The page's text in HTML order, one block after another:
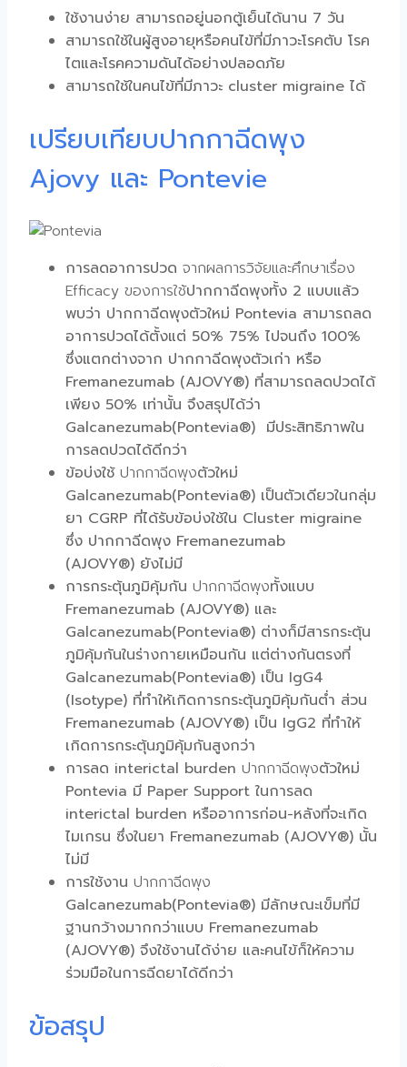
ใช้งานง่าย สามารถอยู่นอกตู้เย็นได้นาน 7 วัน
สามารถใช้ในผู้สูงอายุหรือคนไข้ที่มีภาวะโรคตับ โรค
ไตและโรคความดันได้อย่างปลอดภัย
สามารถใช้ในคนไข้ที่มีภาวะ cluster migraine ได้
เปรียบเทียบปากกาฉีดพุง
Ajovy และ Pontevie
การลดอาการปวด จากผลการวิจัยและศึกษาเรื่อง
Efficacy ของการใช้ปากกาฉีดพุงทั้ง 2 แบบแล้ว
พบว่า ปากกาฉีดพุงตัวใหม่ Pontevia สามารถลด
อาการปวดได้ตั้งแต่ 50% 75% ไปจนถึง 100%
ซึ่งแตกต่างจาก ปากกาฉีดพุงตัวเก่า หรือ
Fremanezumab (AJOVY®) ที่สามารถลดปวดได้
เพียง 50% เท่านั้น จึงสรุปได้ว่า
Galcanezumab(Pontevia®) มีประสิทธิภาพใน
การลดปวดได้ดีกว่า
ข้อบ่งใช้ ปากกาฉีดพุงตัวใหม่
Galcanezumab(Pontevia®) เป็นตัวเดียวในกลุ่ม
ยา CGRP ที่ได้รับข้อบ่งใช้ใน Cluster migraine
ซึ่ง ปากกาฉีดพุง Fremanezumab
(AJOVY®) ยังไม่มี
การกระตุ้นภูมิคุ้มกัน ปากกาฉีดพุงทั้งแบบ
Fremanezumab (AJOVY®) และ
Galcanezumab(Pontevia®) ต่างก็มีสารกระตุ้น
ภูมิคุ้มกันในร่างกายเหมือนกัน แต่ต่างกันตรงที่
Galcanezumab(Pontevia®) เป็น IgG4
(Isotype) ที่ทำให้เกิดการกระตุ้นภูมิคุ้มกันต่ำ ส่วน
Fremanezumab (AJOVY®) เป็น IgG2 ที่ทำให้
เกิดการกระตุ้นภูมิคุ้มกันสูงกว่า
การลด interictal burden ปากกาฉีดพุงตัวใหม่
Pontevia มี Paper Support ในการลด
interictal burden หรืออาการก่อน-หลังที่จะเกิด
ไมเกรน ซึ่งในยา Fremanezumab (AJOVY®) นั้น
ไม่มี
การใช้งาน ปากกาฉีดพุง
Galcanezumab(Pontevia®) มีลักษณะเข็มที่มี
ฐานกว้างมากกว่าแบบ Fremanezumab
(AJOVY®) จึงใช้งานได้ง่าย และคนไข้ก็ให้ความ
ร่วมมือในการฉีดยาได้ดีกว่า
ข้อสรุป